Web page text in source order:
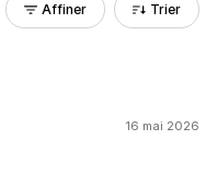
Affiner Trier
16 mai 2026